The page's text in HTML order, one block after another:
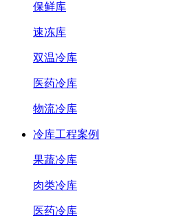
保鲜库
速冻库
双温冷库
医药冷库
物流冷库
冷库工程案例
果蔬冷库
肉类冷库
医药冷库